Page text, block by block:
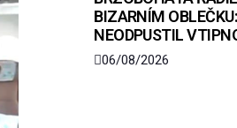
BIZARNÍM
NEODPUSTIL
06/08/2026